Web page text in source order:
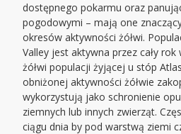
dostępnego pokarmu oraz
pogodowymi – mają one
okresów aktywności żółwi.
Valley jest aktywna przez cały
żółwi populacji żyjącej u stóp
obniżonej aktywności żółwie
wykorzystują jako schronienie
ziemnych lub innych zwierząt.
ciągu dnia by pod warstwą ziemi